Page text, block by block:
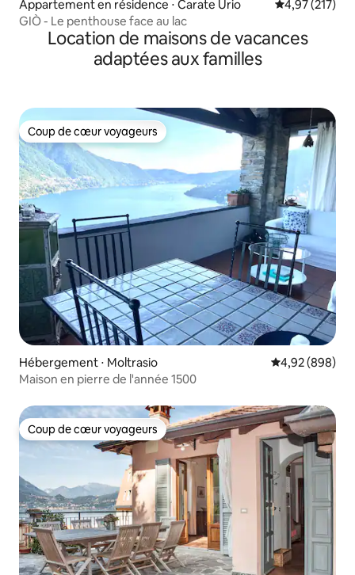
Appartement en résidence ⋅ Carate Urio Évaluation
4,97 (217)
GIÒ - Le penthouse face au lac
Location de maisons de vacances
adaptées aux familles
Coup de cœur voyageurs
Coup de cœur voyageurs
Hébergement ⋅ Moltrasio Évaluation
4,92 (898)
Maison en pierre de l'année 1500
Coup de cœur voyageurs
Coup de cœur voyageurs